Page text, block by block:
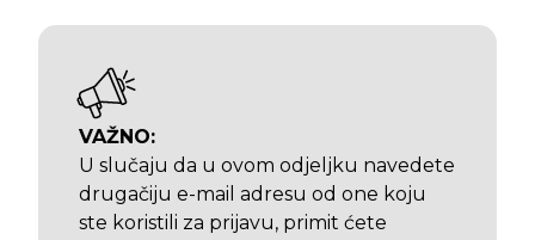
VAŽNO:
U slučaju da u ovom odjeljku navedete
drugačiju e-mail adresu od one koju
ste koristili za prijavu, primit ćete